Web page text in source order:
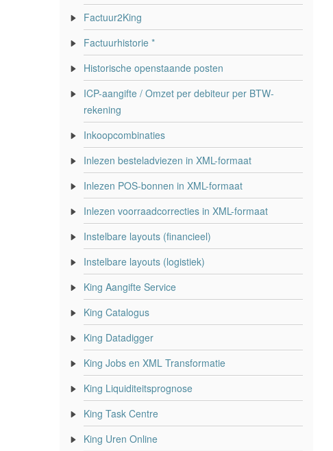
Factuur2King
Factuurhistorie *
Historische openstaande posten
ICP-aangifte / Omzet per debiteur per BTW-
rekening
Inkoopcombinaties
Inlezen besteladviezen in XML-formaat
Inlezen POS-bonnen in XML-formaat
Inlezen voorraadcorrecties in XML-formaat
Instelbare layouts (financieel)
Instelbare layouts (logistiek)
King Aangifte Service
King Catalogus
King Datadigger
King Jobs en XML Transformatie
King Liquiditeitsprognose
King Task Centre
King Uren Online